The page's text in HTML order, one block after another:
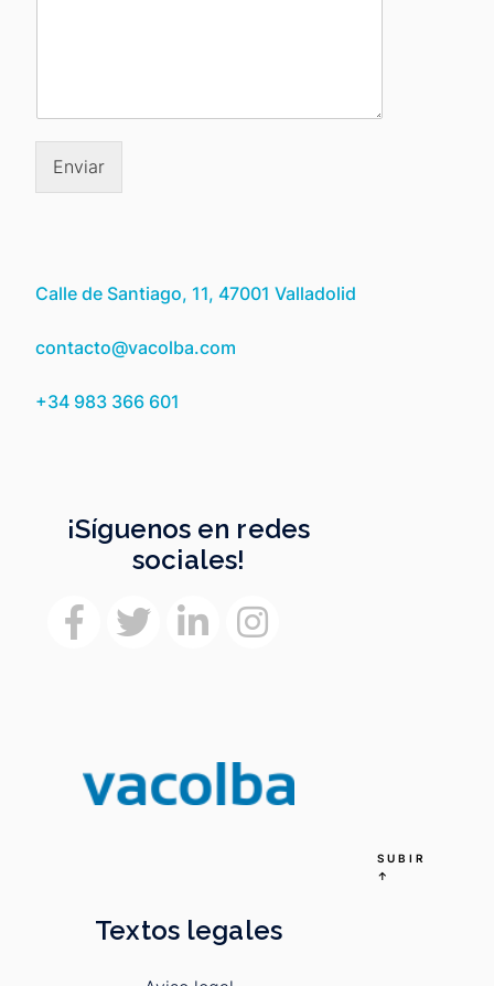
Enviar
Calle de Santiago, 11, 47001 Valladolid
contacto@vacolba.com
+34 983 366 601
¡Síguenos en redes
sociales!
Textos legales
SUBIR
↑